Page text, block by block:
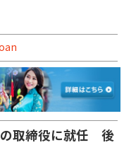
の取締役に就任 後